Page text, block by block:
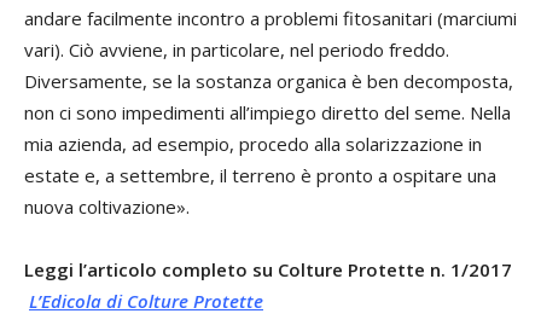
andare facilmente incontro a problemi fitosanitari (marciumi
vari). Ciò avviene, in particolare, nel periodo freddo.
Diversamente, se la sostanza organica è ben decomposta,
non ci sono impedimenti all’impiego diretto del seme. Nella
mia azienda, ad esempio, procedo alla solarizzazione in
estate e, a settembre, il terreno è pronto a ospitare una
nuova coltivazione».
Leggi l’articolo completo su Colture Protette n. 1/2017
L’Edicola di Colture Protette